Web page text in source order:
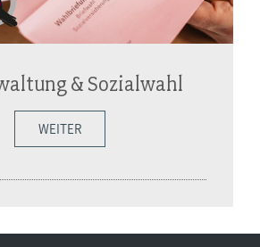
& Sozialwahl
WEITER